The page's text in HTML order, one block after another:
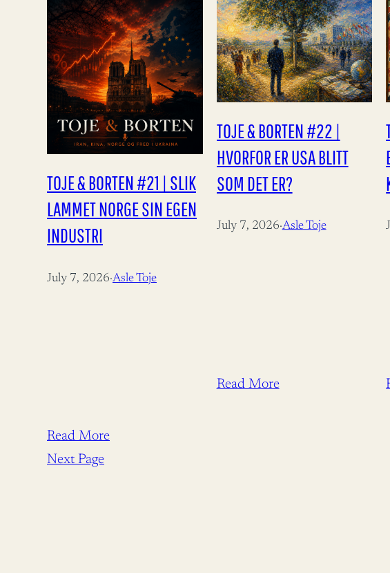
TOJE & BORTEN #21 | SLIK
LAMMET NORGE SIN EGEN
INDUSTRI
July 7, 2026·Asle Toje
Read More
TOJE & BORTEN #22 |
HVORFOR ER USA BLITT
SOM DET ER?
July 7, 2026·Asle Toje
Read More
Next Page